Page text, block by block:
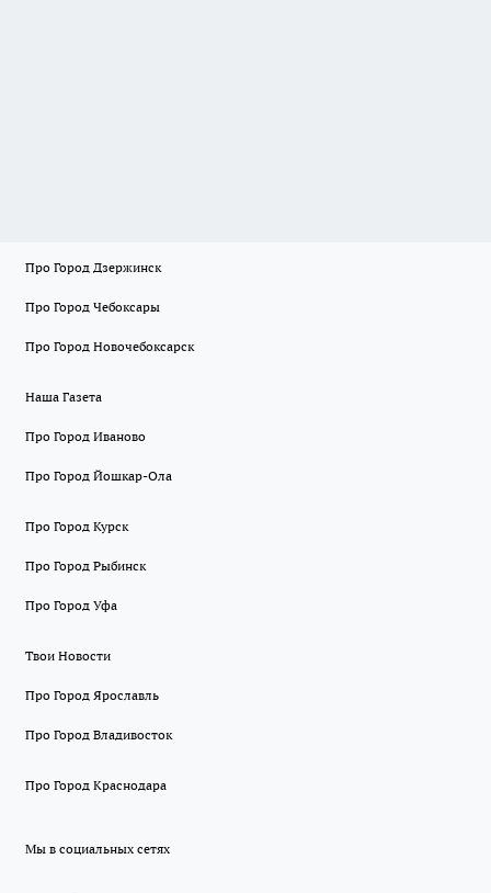
Про Город Дзержинск
Про Город Чебоксары
Про Город Новочебоксарск
Наша Газета
Про Город Иваново
Про Город Йошкар-Ола
Про Город Курск
Про Город Рыбинск
Про Город Уфа
Твои Новости
Про Город Ярославль
Про Город Владивосток
Про Город Краснодара
Мы в социальных сетях